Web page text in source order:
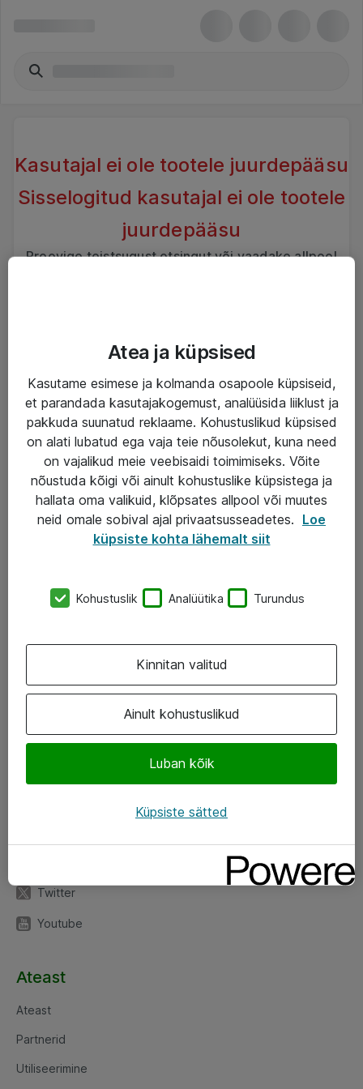
Kasutajal ei ole tootele juurdepääsu
Sisselogitud kasutajal ei ole tootele
juurdepääsu
Proovige teistsugust otsingut või vaadake allpool
Teenused
IT taristu
Haldusteenused
Garantii
Turva- ja nõrkvoolulahendused
AS ATEA
eShop@atea.ee
Twitter
Youtube
Ateast
Ateast
Partnerid
Utiliseerimine
Atea ja küpsised
Kasutame esimese ja kolmanda osapoole küpsiseid,
et parandada kasutajakogemust, analüüsida liiklust ja
pakkuda suunatud reklaame. Kohustuslikud küpsised
on alati lubatud ega vaja teie nõusolekut, kuna need
on vajalikud meie veebisaidi toimimiseks. Võite
nõustuda kõigi või ainult kohustuslike küpsistega ja
hallata oma valikuid, klõpsates allpool või muutes
neid omale sobival ajal privaatsusseadetes. Loe
küpsiste kohta lähemalt siit
Kohustuslik Analüütika Turundus
Ainult kohustuslikud
Luban kõik
Kinnitan valitud
Küpsiste sätted